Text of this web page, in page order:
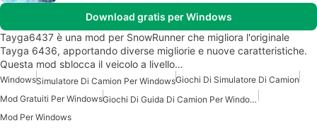
Download gratis per Windows
Tayga6437 è una mod per SnowRunner che migliora l'originale
Tayga 6436, apportando diverse migliorie e nuove caratteristiche.
Questa mod sblocca il veicolo a livello…
WindowsSimulatore Di Camion Per WindowsGiochi Di Simulatore Di Camion
Mod Gratuiti Per Windows
Giochi Di Guida Di Camion Per Windows
Mod Per Windows